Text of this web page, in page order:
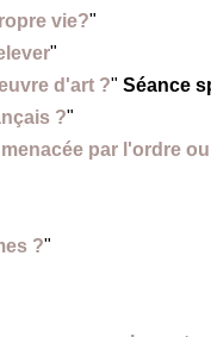
vie?"
"
d'art ?" Séance
?"
par l'ordre
?"